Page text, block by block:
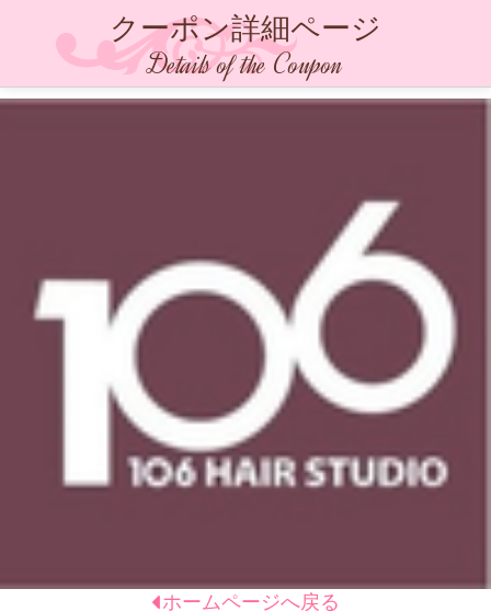
クーポン詳細ページ
Details of the Coupon
ホームページへ戻る